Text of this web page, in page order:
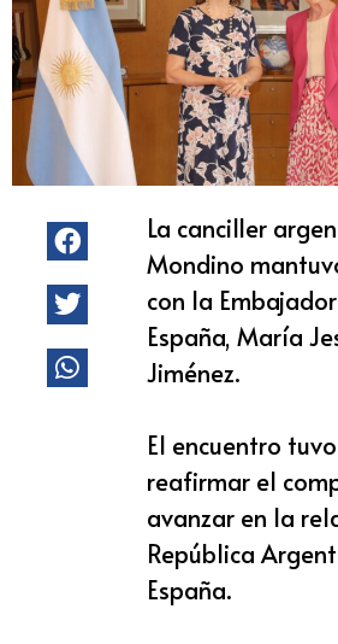
La canciller
Mondino
con la
España, María
Jiménez.
El encuentro
reafirmar el
avanzar en la
República
España.